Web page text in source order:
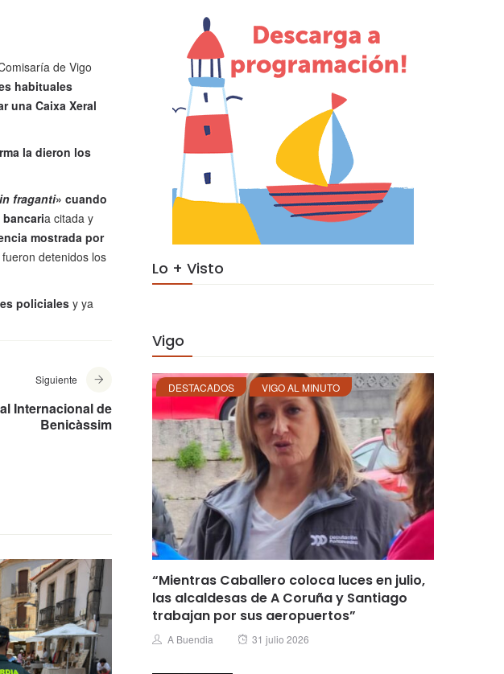
de Vigo
habituales
una Caixa Xeral
la dieron los
in fraganti» cuando
a citada y
mostrada por
detenidos los
policiales y ya
Siguiente
Internacional de
Benicàssim
Lo + Visto
Vigo
DESTACADOS VIGO AL MINUTO
“Mientras Caballero coloca luces en julio,
las alcaldesas de A Coruña y Santiago
trabajan por sus aeropuertos”
Author
A Buendia
Posted
31 julio 2026